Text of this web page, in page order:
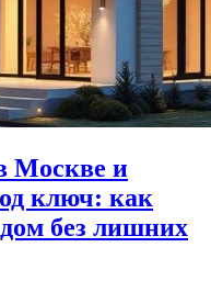
Москве и
ключ: как
без лишних